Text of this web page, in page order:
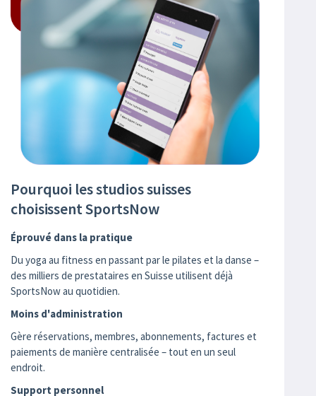
Pourquoi les studios suisses
choisissent SportsNow
Éprouvé dans la pratique
Du yoga au fitness en passant par le pilates et la danse –
des milliers de prestataires en Suisse utilisent déjà
SportsNow au quotidien.
Moins d'administration
Gère réservations, membres, abonnements, factures et
paiements de manière centralisée – tout en un seul
endroit.
Support personnel